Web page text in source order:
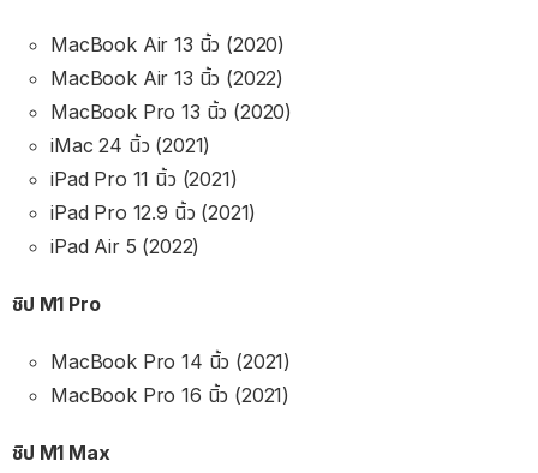
MacBook Air 13 นิ้ว (2020)
MacBook Air 13 นิ้ว (2022)
MacBook Pro 13 นิ้ว (2020)
iMac 24 นิ้ว (2021)
iPad Pro 11 นิ้ว (2021)
iPad Pro 12.9 นิ้ว (2021)
iPad Air 5 (2022)
ชิป M1 Pro
MacBook Pro 14 นิ้ว (2021)
MacBook Pro 16 นิ้ว (2021)
ชิป M1 Max